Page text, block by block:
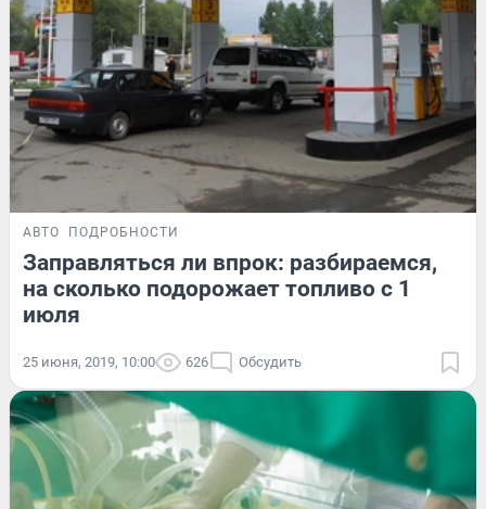
АВТО ПОДРОБНОСТИ
Заправляться ли впрок: разбираемся,
на сколько подорожает топливо с 1
июля
25 июня, 2019, 10:00 626 Обсудить